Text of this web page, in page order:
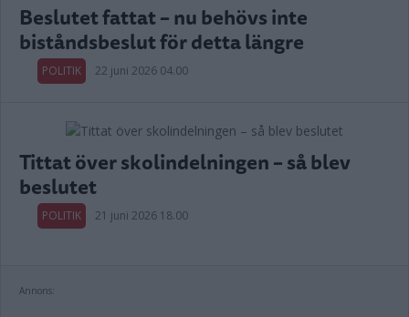
Beslutet fattat – nu behövs inte
biståndsbeslut för detta längre
POLITIK 22 juni 2026 04.00
Tittat över skolindelningen – så blev
beslutet
POLITIK 21 juni 2026 18.00
Annons: